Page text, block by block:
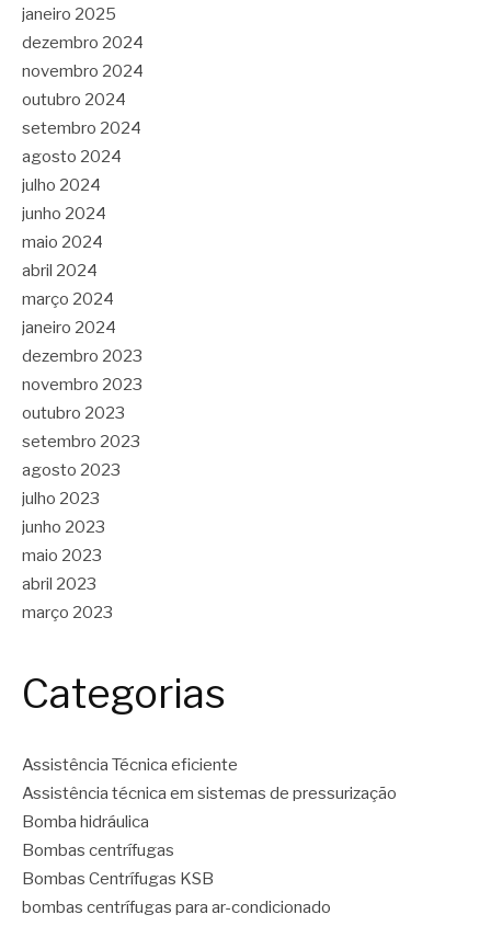
janeiro 2025
dezembro 2024
novembro 2024
outubro 2024
setembro 2024
agosto 2024
julho 2024
junho 2024
maio 2024
abril 2024
março 2024
janeiro 2024
dezembro 2023
novembro 2023
outubro 2023
setembro 2023
agosto 2023
julho 2023
junho 2023
maio 2023
abril 2023
março 2023
Categorias
Assistência Técnica eficiente
Assistência técnica em sistemas de pressurização
Bomba hidráulica
Bombas centrífugas
Bombas Centrífugas KSB
bombas centrífugas para ar-condicionado